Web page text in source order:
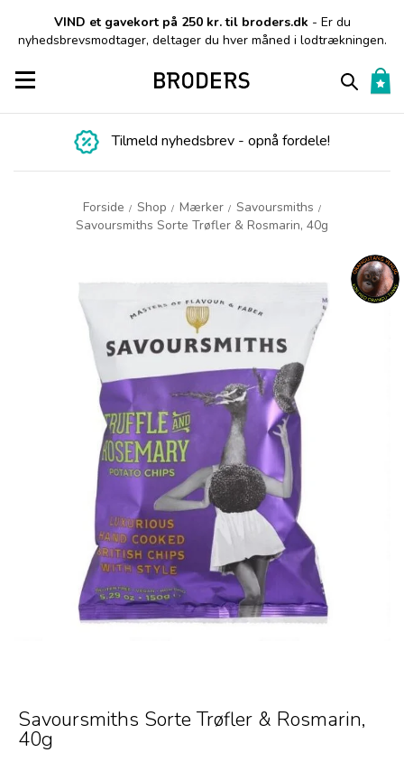
VIND et gavekort på 250 kr. til broders.dk - Er du
nyhedsbrevsmodtager, deltager du hver måned i lodtrækningen.
Toggle navigation
Tilmeld nyhedsbrev - opnå fordele!
Forside / Shop / Mærker / Savoursmiths /
Savoursmiths Sorte Trøfler & Rosmarin, 40g
Savoursmiths Sorte Trøfler & Rosmarin,
40g